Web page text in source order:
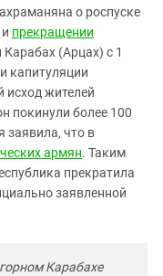
о роспуске
прекращении
(Арцах) с 1
капитуляции
исход жителей
покинули более 100
заявила, что в
армян. Таким
прекратила
заявленной
Карабахе